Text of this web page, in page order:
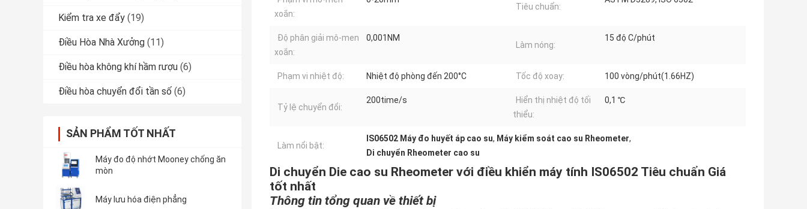
Kiểm tra xe đẩy (19)
Điều Hòa Nhà Xưởng (11)
Điều hòa không khí hầm rượu (6)
Điều hòa chuyển đổi tần số (6)
SẢN PHẨM TỐT NHẤT
Máy đo độ nhớt Mooney chống ăn
mòn
Máy lưu hóa điện phẳng
xoắn:
Tiêu chuẩn:
Độ phân giải mô-men
xoắn:
0,001NM
Làm nóng:
15 độ C/phút
Phạm vi nhiệt độ: Nhiệt độ phòng đến 200°C Tốc độ xoay: 100 vòng/phút(1.66HZ)
Tỷ lệ chuyển đổi:
200time/s
Hiển thị nhiệt độ tối
thiểu:
0,1 ℃
Làm nổi bật:
IS06502 Máy đo huyết áp cao su, Máy kiểm soát cao su Rheometer,
Di chuyển Rheometer cao su
Di chuyển Die cao su Rheometer với điều khiển máy tính IS06502 Tiêu chuẩn Giá
tốt nhất
Thông tin tổng quan về thiết bị